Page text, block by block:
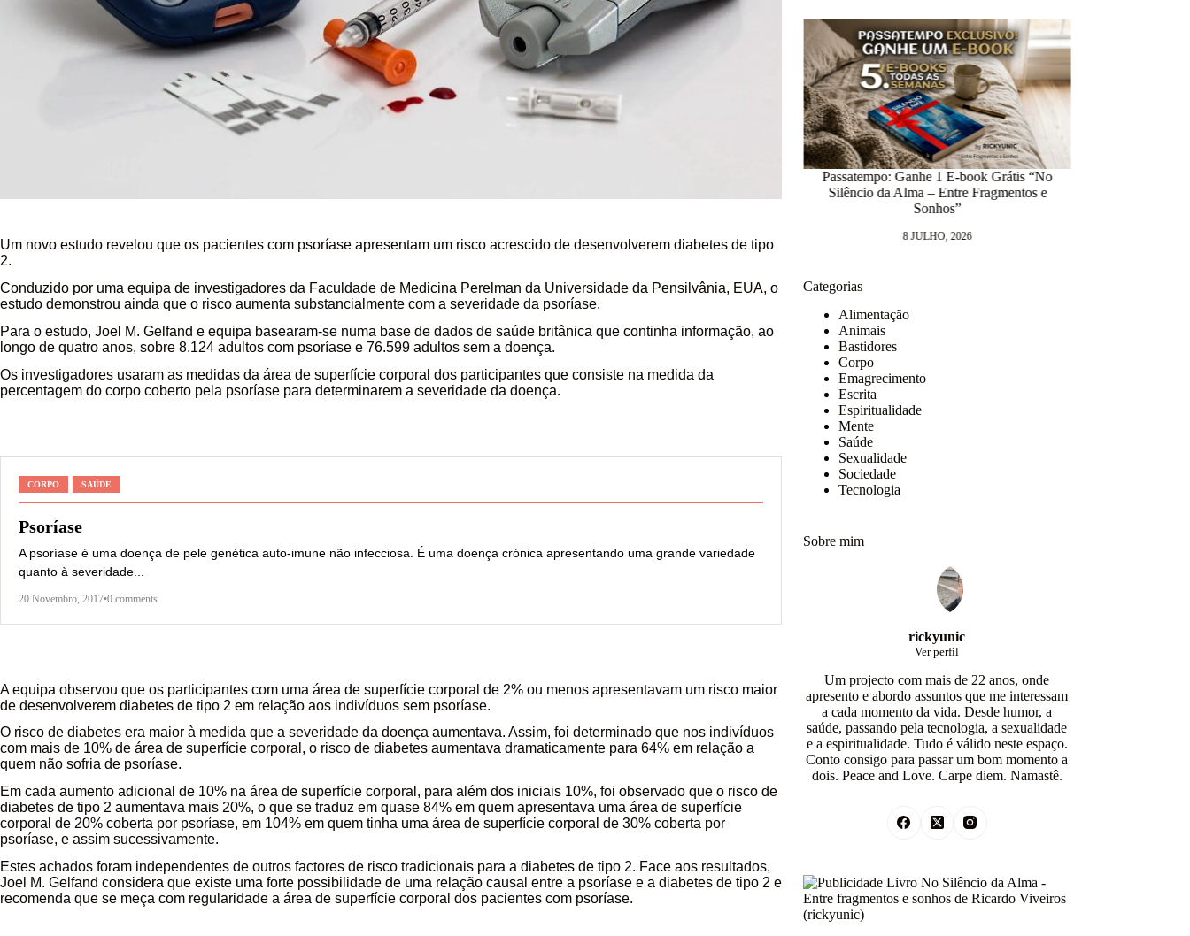
Um novo estudo revelou que os pacientes com psoríase apresentam um risco acrescido de desenvolverem diabetes de tipo
2.
Conduzido por uma equipa de investigadores da Faculdade de Medicina Perelman da Universidade da Pensilvânia, EUA, o
estudo demonstrou ainda que o risco aumenta substancialmente com a severidade da psoríase.
Para o estudo, Joel M. Gelfand e equipa basearam-se numa base de dados de saúde britânica que continha informação, ao
longo de quatro anos, sobre 8.124 adultos com psoríase e 76.599 adultos sem a doença.
Os investigadores usaram as medidas da área de superfície corporal dos participantes que consiste na medida da
percentagem do corpo coberto pela psoríase para determinarem a severidade da doença.
CORPO SAÚDE
Psoríase
A psoríase é uma doença de pele genética auto-imune não infecciosa. É uma doença crónica apresentando uma grande variedade
quanto à severidade...
20 Novembro, 2017•0 comments
A equipa observou que os participantes com uma área de superfície corporal de 2% ou menos apresentavam um risco maior
de desenvolverem diabetes de tipo 2 em relação aos indivíduos sem psoríase.
O risco de diabetes era maior à medida que a severidade da doença aumentava. Assim, foi determinado que nos indivíduos
com mais de 10% de área de superfície corporal, o risco de diabetes aumentava dramaticamente para 64% em relação a
quem não sofria de psoríase.
Em cada aumento adicional de 10% na área de superfície corporal, para além dos iniciais 10%, foi observado que o risco de
diabetes de tipo 2 aumentava mais 20%, o que se traduz em quase 84% em quem apresentava uma área de superfície
corporal de 20% coberta por psoríase, em 104% em quem tinha uma área de superfície corporal de 30% coberta por
psoríase, e assim sucessivamente.
Estes achados foram independentes de outros factores de risco tradicionais para a diabetes de tipo 2. Face aos resultados,
Joel M. Gelfand considera que existe uma forte possibilidade de uma relação causal entre a psoríase e a diabetes de tipo 2 e
recomenda que se meça com regularidade a área de superfície corporal dos pacientes com psoríase.
12.418 dias numa prisão chamada Medo
9 JUNHO, 2026
O mal (sim, o mal) vence sempre o bem
13 MAIO, 2026
Categorias
Alimentação
Animais
Bastidores
Corpo
Emagrecimento
Escrita
Espiritualidade
Mente
Saúde
Sexualidade
Sociedade
Tecnologia
Sobre mim
rickyunic
Ver perfil
Um projecto com mais de 22 anos, onde
apresento e abordo assuntos que me interessam
a cada momento da vida. Desde humor, a
saúde, passando pela tecnologia, a sexualidade
e a espiritualidade. Tudo é válido neste espaço.
Conto consigo para passar um bom momento a
dois. Peace and Love. Carpe diem. Namastê.